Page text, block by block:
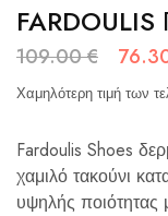
FARDOULIS
109.00€
Χαμηλότερη τιμή των
Fardoulis Shoes
χαμιλό τακούνι
υψηλής ποιότητας